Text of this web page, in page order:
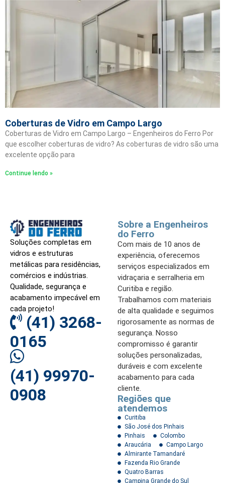
Coberturas de Vidro em Campo Largo
Coberturas de Vidro em Campo Largo – Engenheiros do Ferro Por
que escolher coberturas de vidro? As coberturas de vidro são uma
excelente opção para
Continue lendo »
Soluções completas em
vidros e estruturas
metálicas para residências,
comércios e indústrias.
Qualidade, segurança e
acabamento impecável em
cada projeto!
(41) 3268-
0165
(41) 99970-
0908
Sobre a Engenheiros
do Ferro
Com mais de 10 anos de
experiência, oferecemos
serviços especializados em
vidraçaria e serralheria em
Curitiba e região.
Trabalhamos com materiais
de alta qualidade e seguimos
rigorosamente as normas de
segurança. Nosso
compromisso é garantir
soluções personalizadas,
duráveis e com excelente
acabamento para cada
cliente.
Regiões que
atendemos
Curitiba
São José dos Pinhais
Pinhais
Colombo
Araucária
Campo Largo
Almirante Tamandaré
Fazenda Rio Grande
Quatro Barras
Campina Grande do Sul